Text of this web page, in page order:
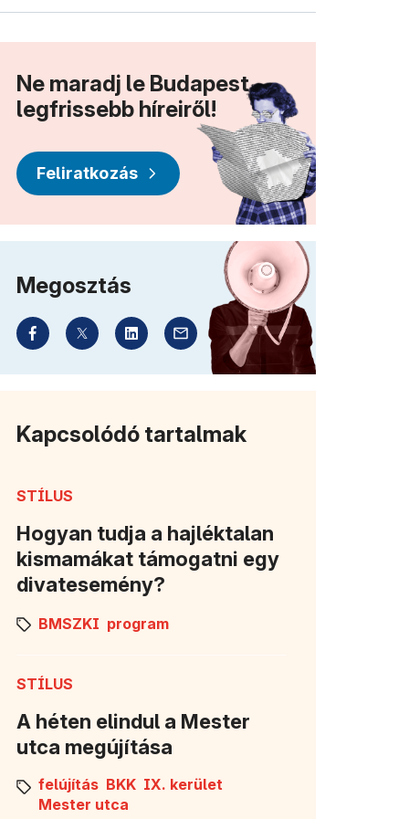
Ne maradj le Budapest
legfrissebb híreiről!
Feliratkozás
Megosztás
Kapcsolódó tartalmak
STÍLUS
Hogyan tudja a hajléktalan
kismamákat támogatni egy
divatesemény?
BMSZKI program
STÍLUS
A héten elindul a Mester
utca megújítása
felújítás BKK IX. kerület
Mester utca